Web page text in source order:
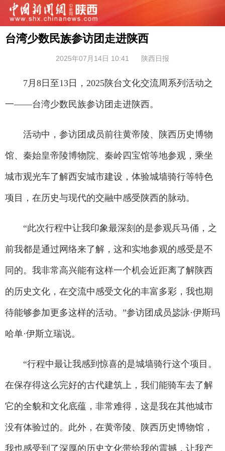
台湾少数民族参访团走进陕西
2025年07月14日 10:41 陕西日报
7月8日至13日，2025陕台文化交流周系列活动之
一——台湾少数民族参访团走进陕西。
活动中，参访团成员前往黄帝陵、陕西历史博物
馆、秦始皇帝陵博物院、秦岭四宝馆等地参观，乘坐
城市观光车了解西安城市建设，体验城墙骑行等特色
项目，在历史与现代的交融中感受陕西的脉动。
“此次行程中让我印象最深刻的是参观兵马俑，之
前我都是通过网络来了解，这和实地参观的感受是不
同的。我非常高兴能有这样一个机会近距离了解陕西
的历史文化，在交流中感受文化的丰富多彩，我也期
待能够参加更多这样的活动。”参访团成员毖詠·伊斯玛
哈单·伊斯立瑞说。
“行程中最让我感到惊喜的是城墙骑行这个项目。
在保存得这么完好的古代建筑上，我们能骑车去了解
它的全貌和文化底蕴，非常难得，这是我在其他城市
没有体验过的。此外，在黄帝陵、陕西历史博物馆，
我也感受到了深厚的历史文化带给我的震撼，让我产